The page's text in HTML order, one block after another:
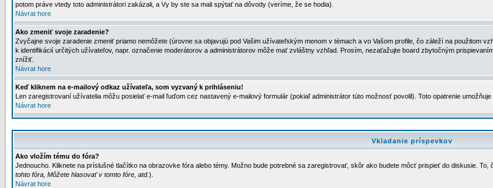
potom práve vtedy toto administrátori zakázali, a Vy by ste sa mali spýtať na dôvody (veríme, že se hodia).
Návrat hore
Ako zmeniť svoje zaradenie?
Zvyčajne svoje zaradenie zmeniť priamo nemôžete (úrovne sa objavujú pod Vašim užívateľským menom v témach a vo Vašom profile, čo záleží na použitom
k identifikácií určitých užívateľov, napr. označenie moderátorov a administrátorov môže mať zvláštny vzhľad. Prosím, nezaťažujte board zbytočným
znížiť.
Návrat hore
Keď kliknem na e-mailový odkaz užívateľa, som vyzvaný k prihláseniu!
Len zaregistrovaní užívatelia môžu posielať e-mail ľuďom cez nastavený e-mailový formulár (pokiaľ administrátor túto možnosť povolil). Toto opatrenie
Návrat hore
Vkladanie príspevkov
Ako vložím tému do fóra?
Jednoucho. Kliknete na príslušné tlačítko na obrazovke fóra alebo témy. Možno bude potrebné sa zaregistrovať, skôr ako budete môcť prispieť do diskusie. To,
tohto fóra, Môžete hlasovať v tomto fóre, atd.).
Návrat hore